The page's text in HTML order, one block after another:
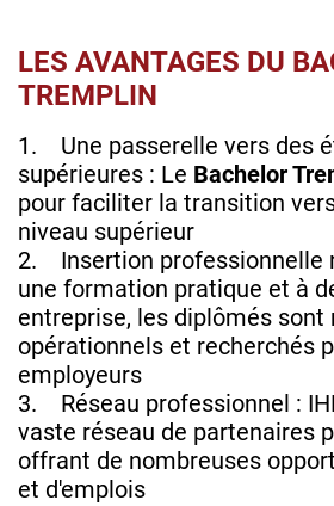
LES AVANTAGES DU
TREMPLIN
1. Une passerelle vers des
supérieures : Le Bachelor
pour faciliter la transition
niveau supérieur
2. Insertion professionnelle
une formation pratique et à
entreprise, les diplômés sont
opérationnels et recherchés
employeurs
3. Réseau professionnel :
vaste réseau de partenaires
offrant de nombreuses
et d'emplois